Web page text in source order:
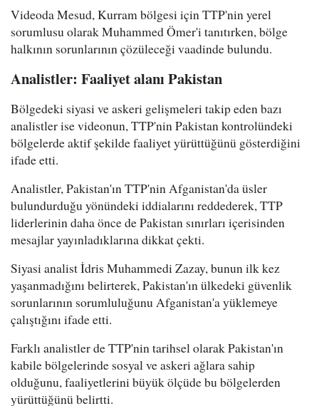
Videoda Mesud, Kurram bölgesi için TTP'nin yerel
sorumlusu olarak Muhammed Ömer'i tanıtırken, bölge
halkının sorunlarının çözüleceği vaadinde bulundu.
Analistler: Faaliyet alanı Pakistan
Bölgedeki siyasi ve askeri gelişmeleri takip eden bazı
analistler ise videonun, TTP'nin Pakistan kontrolündeki
bölgelerde aktif şekilde faaliyet yürüttüğünü gösterdiğini
ifade etti.
Analistler, Pakistan'ın TTP'nin Afganistan'da üsler
bulundurduğu yönündeki iddialarını reddederek, TTP
liderlerinin daha önce de Pakistan sınırları içerisinden
mesajlar yayınladıklarına dikkat çekti.
Siyasi analist İdris Muhammedi Zazay, bunun ilk kez
yaşanmadığını belirterek, Pakistan'ın ülkedeki güvenlik
sorunlarının sorumluluğunu Afganistan'a yüklemeye
çalıştığını ifade etti.
Farklı analistler de TTP'nin tarihsel olarak Pakistan'ın
kabile bölgelerinde sosyal ve askeri ağlara sahip
olduğunu, faaliyetlerini büyük ölçüde bu bölgelerden
yürüttüğünü belirtti.